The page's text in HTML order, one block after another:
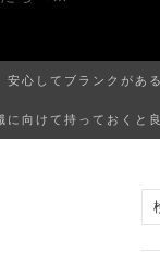
安心してブランクがあ
に向けて持っておくと
検
索: